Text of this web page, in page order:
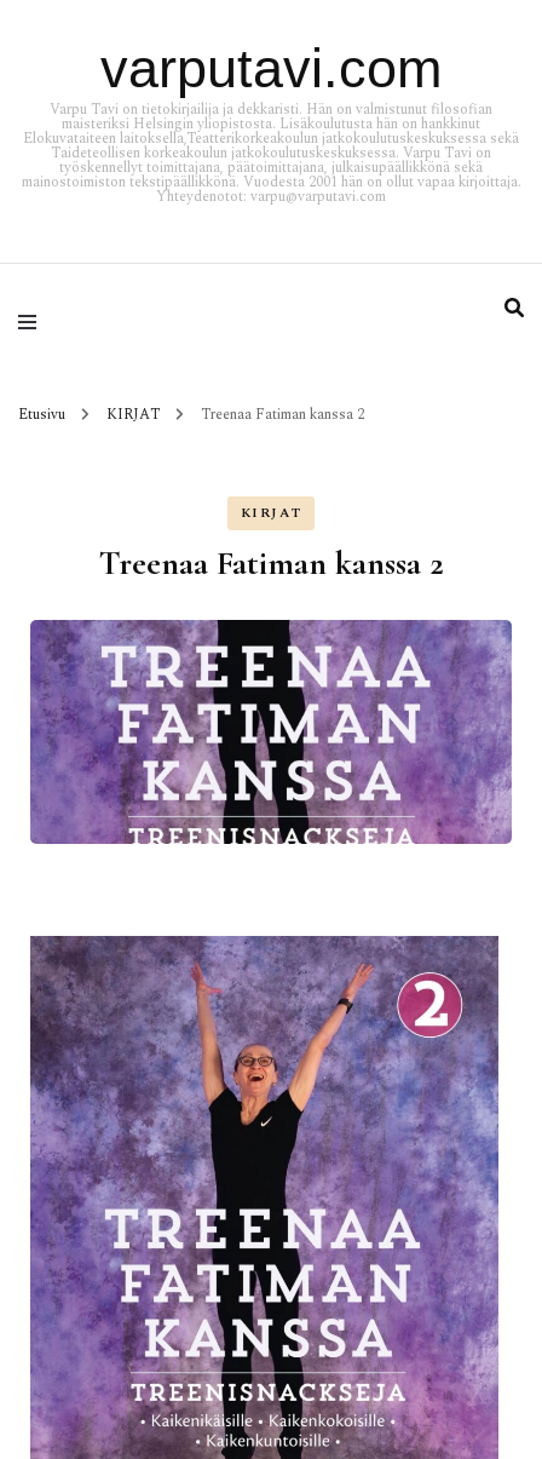
varputavi.com
Varpu Tavi on tietokirjailija ja dekkaristi. Hän on valmistunut filosofian
maisteriksi Helsingin yliopistosta. Lisäkoulutusta hän on hankkinut
Elokuvataiteen laitoksella,Teatterikorkeakoulun jatkokoulutuskeskuksessa sekä
Taideteollisen korkeakoulun jatkokoulutuskeskuksessa. Varpu Tavi on
työskennellyt toimittajana, päätoimittajana, julkaisupäällikkönä sekä
mainostoimiston tekstipäällikkönä. Vuodesta 2001 hän on ollut vapaa kirjoittaja.
Yhteydenotot: varpu@varputavi.com
Etusivu KIRJAT Treenaa Fatiman kanssa 2
KIRJAT
Treenaa Fatiman kanssa 2